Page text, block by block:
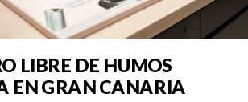
LIBRE DE HUMOS
EN GRAN CANARIA